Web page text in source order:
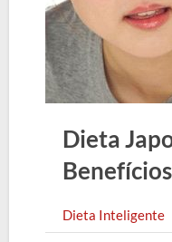
Dieta
Dieta Inteligente